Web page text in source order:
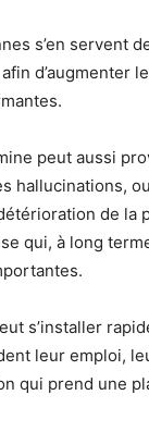
s’en servent
d’augmenter
peut aussi
hallucinations,
de la
qui, à long
s’installer
leur emploi,
qui prend une